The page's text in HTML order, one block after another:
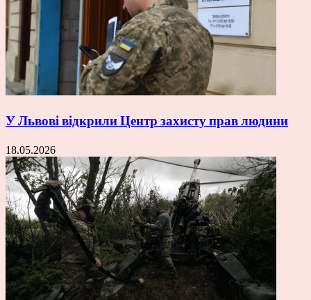
У Львові відкрили Центр захисту прав людини
18.05.2026